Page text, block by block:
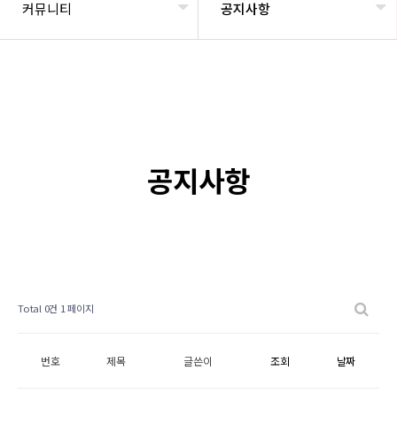
커뮤니티 공지사항
공지사항
Total 0건 1 페이지
번호 제목 글쓴이 조회 날짜